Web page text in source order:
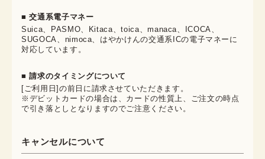
■ 交通系電子マネー
Suica、PASMO、Kitaca、toica、manaca、ICOCA、
SUGOCA、nimoca、はやかけんの交通系ICの電子マネーに
対応しています。
■ 請求のタイミングについて
[ご利用日]の前日に請求させていただきます。
※デビットカードの場合は、カードの性質上、ご注文の時点
で引き落としとなりますのでご注意ください。
キャンセルについて